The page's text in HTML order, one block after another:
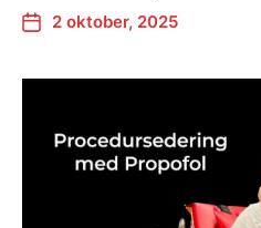
2 oktober, 2025